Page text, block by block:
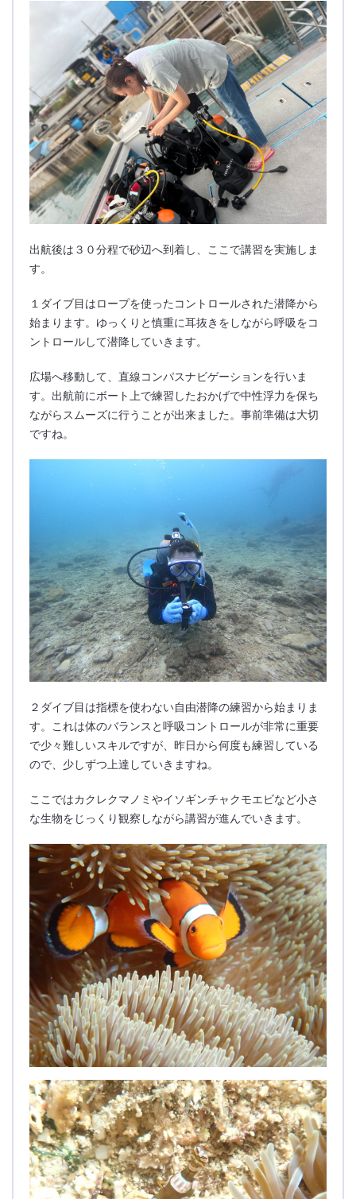
出航後は３０分程で砂辺へ到着し、ここで講習を実施しま
す。
１ダイブ目はロープを使ったコントロールされた潜降から
始まります。ゆっくりと慎重に耳抜きをしながら呼吸をコ
ントロールして潜降していきます。
広場へ移動して、直線コンパスナビゲーションを行いま
す。出航前にボート上で練習したおかげで中性浮力を保ち
ながらスムーズに行うことが出来ました。事前準備は大切
ですね。
２ダイブ目は指標を使わない自由潜降の練習から始まりま
す。これは体のバランスと呼吸コントロールが非常に重要
で少々難しいスキルですが、昨日から何度も練習している
ので、少しずつ上達していきますね。
ここではカクレクマノミやイソギンチャクモエビなど小さ
な生物をじっくり観察しながら講習が進んでいきます。